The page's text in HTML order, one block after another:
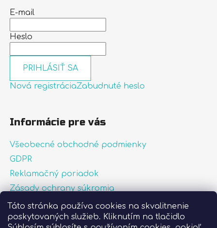
Táto stránka používa cookies na skvalitnenie
poskytovaných služieb. Kliknutím na tlačidlo
E-mail
Heslo
PRIHLÁSIŤ SA
Nová registráciaZabudnuté heslo
Informácie pre vás
Všeobecné obchodné podmienky
GDPR
Reklamačný poriadok
Zásady ochrany súkromia
Zásady používania súborov cookies
O nás